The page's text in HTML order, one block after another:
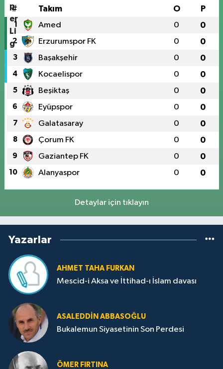
# Takım O P
1 Amed 0 0
2 Erzurumspor FK 0 0
3 Başakşehir 0 0
4 Kocaelispor 0 0
5 Beşiktaş 0 0
6 Eyüpspor 0 0
7 Galatasaray 0 0
8 Çorum FK 0 0
9 Gaziantep FK 0 0
10 Alanyaspor 0 0
Detaylar için tıklayın
Yazarlar
AHMET TAHA FURKAN
Mescid-i Aksa ve İttihad-ı İslam davası
ASALEDDIN ABBASOĞLU
Bukalemun Siyasetinin Son Perdesi
ÖMER FIRTINA